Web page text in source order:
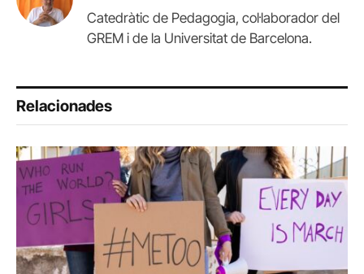
Catedràtic de Pedagogia, col·laborador del
GREM i de la Universitat de Barcelona.
Relacionades